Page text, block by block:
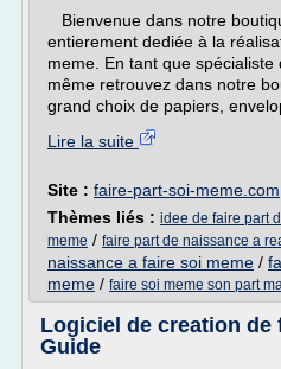
Bienvenue dans notre
entierement dediée à la
meme. En tant que
même retrouvez dans notre
grand choix de papiers,
Lire la suite
Site : faire-part-soi-meme.com
Thèmes liés : idee de faire part
meme / faire part de naissance a
naissance a faire soi meme /
meme / faire soi meme son part
Logiciel de creation de
Guide